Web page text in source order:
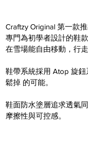
Craftzy Original 第一款
專門為初學者設計的鞋
在雪場能自由移動，行
鞋帶系統採用 Atop 旋
鬆掉 的可能。
鞋面防水塗層追求透氣
摩擦性與可控感。